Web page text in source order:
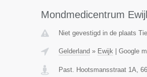
Mondmedicentrum
Niet gevestigd in de plaats
Gelderland » Ewijk| Google
Past. Hootsmansstraat 1A,